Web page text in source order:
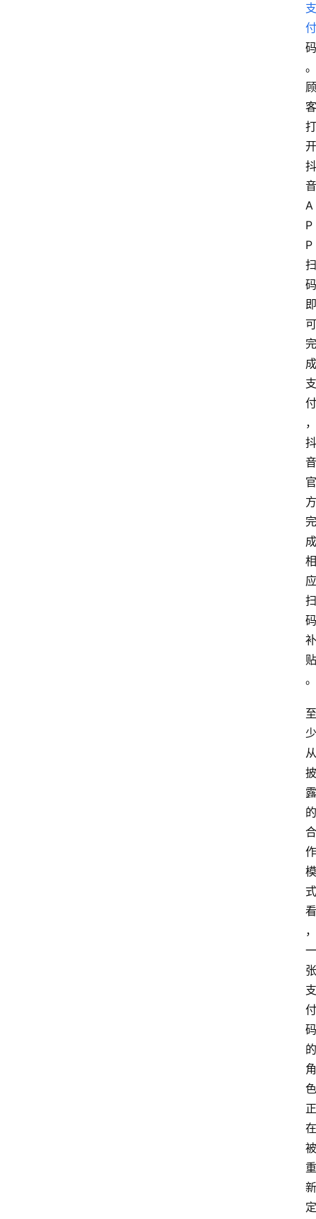
支
付
码
。
顾
客
打
开
抖
音
A
P
P
扫
码
即
可
完
成
支
付
，
抖
音
官
方
完
成
相
应
扫
码
补
贴
。
至
少
从
披
露
的
合
作
模
式
看
，
一
张
支
付
码
的
角
色
正
在
被
重
新
定